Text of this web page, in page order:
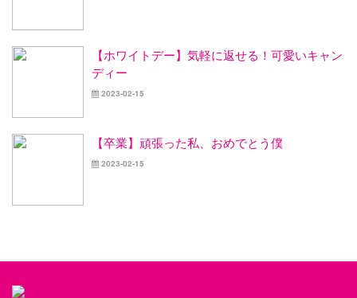
【ホワイトデー】気軽に返せる！可愛いキャン
ディー
2023-02-15
【卒業】頑張った私、おめでとう僕
2023-02-15